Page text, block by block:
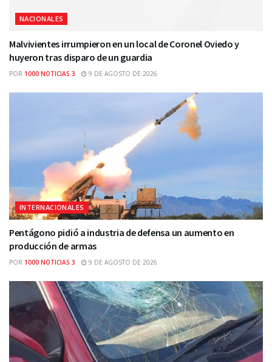
NACIONALES
Malvivientes irrumpieron en un local de Coronel Oviedo y
huyeron tras disparo de un guardia
POR 1000 NOTICIAS 3 9 DE AGOSTO DE 2026
INTERNACIONALES
Pentágono pidió a industria de defensa un aumento en
producción de armas
POR 1000 NOTICIAS 3 9 DE AGOSTO DE 2026